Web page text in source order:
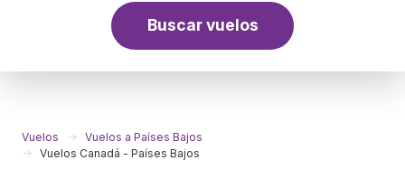
Buscar vuelos
Vuelos
Vuelos a Países Bajos
Vuelos Canadá - Países Bajos